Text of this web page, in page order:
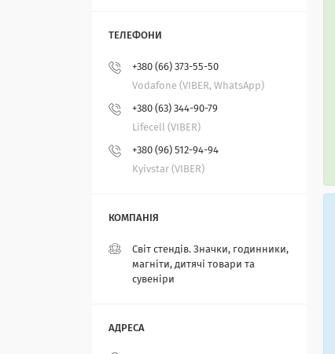
+380 (66) 373-55-50
Vodafone (VIBER, WhatsApp)
+380 (63) 344-90-79
Lifecell (VIBER)
+380 (96) 512-94-94
Kyivstar (VIBER)
Світ стендів. Значки, годинники,
магніти, дитячі товари та
сувеніри